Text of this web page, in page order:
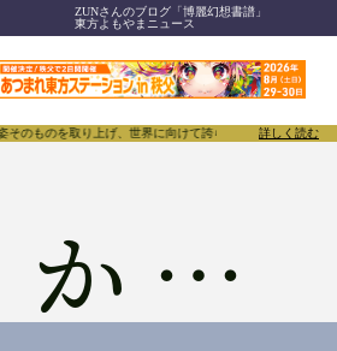
ZUNさんのブログ「博麗幻想書譜」
東方よもやまニュース
を取り上げ、世界に向けて誇らしく発信することで、
詳しく読む
ぎ姫